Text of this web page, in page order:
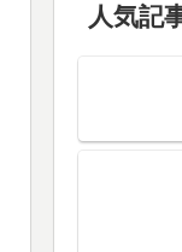
人気記